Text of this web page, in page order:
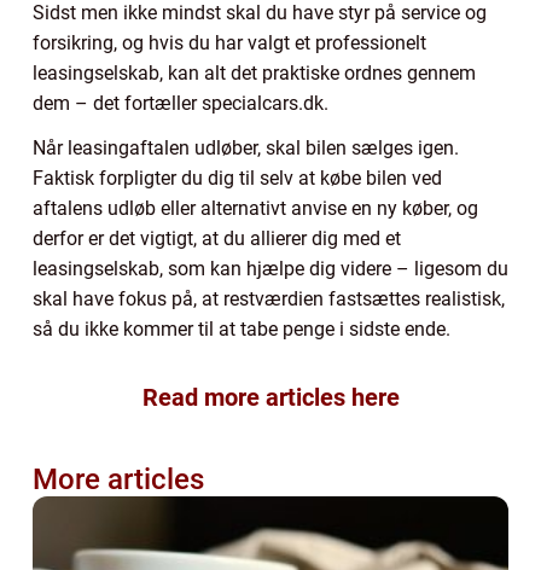
Sidst men ikke mindst skal du have styr på service og
forsikring, og hvis du har valgt et professionelt
leasingselskab, kan alt det praktiske ordnes gennem
dem – det fortæller specialcars.dk.
Når leasingaftalen udløber, skal bilen sælges igen.
Faktisk forpligter du dig til selv at købe bilen ved
aftalens udløb eller alternativt anvise en ny køber, og
derfor er det vigtigt, at du allierer dig med et
leasingselskab, som kan hjælpe dig videre – ligesom du
skal have fokus på, at restværdien fastsættes realistisk,
så du ikke kommer til at tabe penge i sidste ende.
Read more articles here
More articles